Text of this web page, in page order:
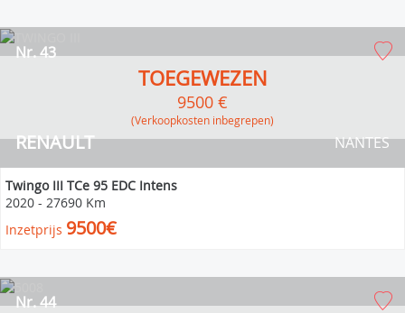
RENAULT
Nr. 43
NANTES
TOEGEWEZEN
9500 €
(verkoopkosten inbegrepen)
Twingo III TCe 95 EDC Intens
2020 - 27690 Km
Inzetprijs 9500€
Nr. 44